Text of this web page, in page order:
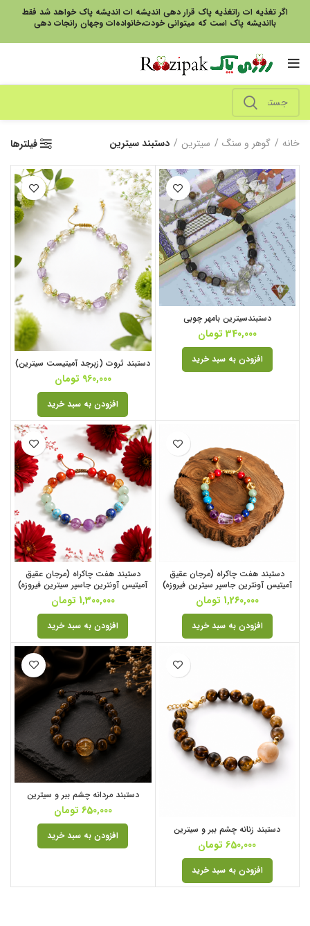
اگر تغذیه ات راتغذیه پاک قرار دهی اندیشه ات اندیشه پاک خواهد شد فقط
بااندیشه پاک است که میتوانی خودت،خانواده‌ات وجهان رانجات دهی
خانه گوهر و سنگ سیترین دستبند سیترین فیلترها
دستبندسیترین بامهر چوبی
340,000 تومان
افزودن به سبد خرید دستبند ثروت (زبرجد آمیتیست سیترین)
960,000 تومان
افزودن به سبد خرید
دستبند هفت چاکراه (مرجان عقیق
آمیتیس آونترین جاسپر سیترین فیروزه)
1,260,000 تومان
افزودن به سبد خرید
دستبند هفت چاکراه (مرجان عقیق
آمیتیس آونترین جاسپر سیترین فیروزه)
1,300,000 تومان
افزودن به سبد خرید
دستبند زنانه چشم ببر و سیترین
650,000 تومان
افزودن به سبد خرید
دستبند مردانه چشم ببر و سیترین
650,000 تومان
افزودن به سبد خرید